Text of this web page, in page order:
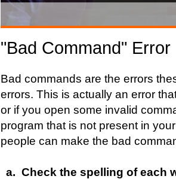
"Bad Command" Error
Bad commands are the errors
errors. This is actually an error
or if you open some invalid
program that is not present in
people can make the bad
Check the spelling of each